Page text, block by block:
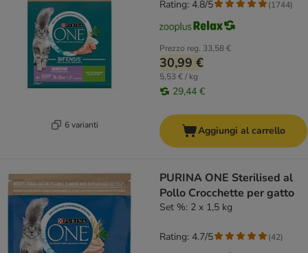
6 varianti
Prezzo reg. 33,58 €
30,99 €
5,53 € / kg
29,44 €
Rating: 4.8/5 (1744)
Aggiungi al carrello
PURINA ONE Sterilised al
Pollo Crocchette per gatto
Set %: 2 x 1,5 kg
Rating: 4.7/5 (42)